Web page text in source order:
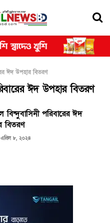
ঈদ উপহার বিতরণ
ঈদ উপহার বিতরণ
বিন্দুবাসিনী পরিবারের ঈদ
বিতরণ
এপ্রিল ৮, ২০২৪